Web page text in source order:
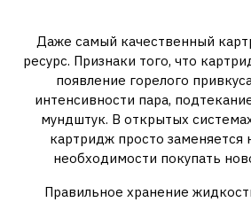
Даже самый качественный
ресурс. Признаки того, что
появление горелого
интенсивности пара,
мундштук. В открытых
картридж просто заменяется
необходимости покупать
Правильное хранение